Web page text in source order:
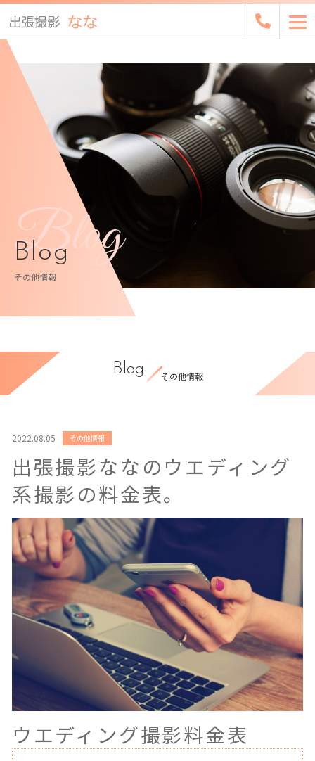
Blog
Blog
その他情報
Blog
その他情報
2022.08.05 その他情報
出張撮影ななのウエディング
系撮影の料金表。
ウエディング撮影料金表